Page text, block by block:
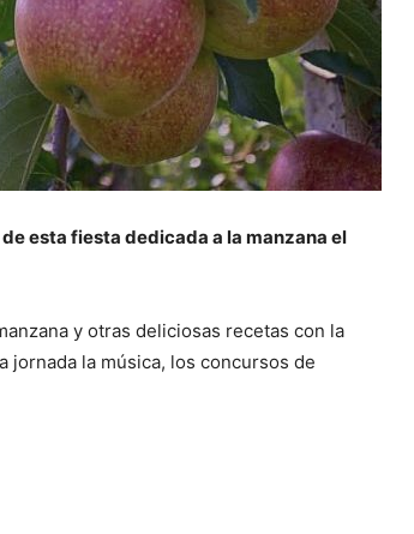
esta fiesta dedicada a la manzana el
y otras deliciosas recetas con la
jornada la música, los concursos de